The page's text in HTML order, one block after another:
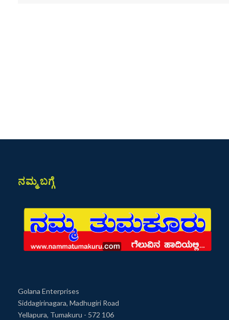
ನಮ್ಮ ಬಗ್ಗೆ
Golana Enterprises
Siddagirinagara, Madhugiri Road
Yellapura, Tumakuru - 572 106